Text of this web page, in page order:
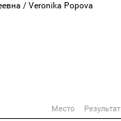
/ Veronika Popova
Место Результат